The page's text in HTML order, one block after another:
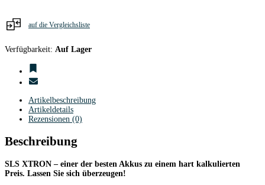
auf die Vergleichsliste
Verfügbarkeit: Auf Lager
Artikelbeschreibung
Artikeldetails
Rezensionen (0)
Beschreibung
SLS XTRON – einer der besten Akkus zu einem hart kalkulierten
Preis. Lassen Sie sich überzeugen!